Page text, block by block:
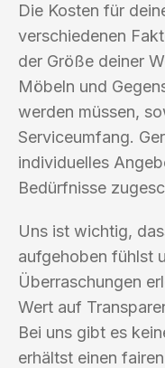
Die Kosten für
verschiedenen
der Größe deiner
Möbeln und
werden müssen,
Serviceumfang.
individuelles
Bedürfnisse
Uns ist wichtig,
aufgehoben fühlst
Überraschungen
Wert auf
Bei uns gibt es
erhältst einen